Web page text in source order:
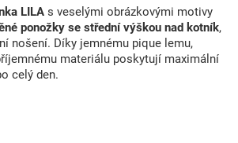
LILA s veselými obrázkovými motivy
ponožky se střední výškou nad kotník,
nošení. Díky jemnému pique lemu,
materiálu poskytují maximální
celý den.